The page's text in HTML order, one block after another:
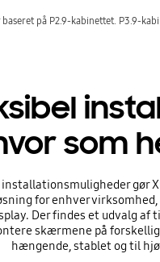
baseret på P2.9-kabinettet. P3.9-
som
gør
for enhver virksomhed,
Der findes et udvalg af
skærmene på
hængende, stablet og til